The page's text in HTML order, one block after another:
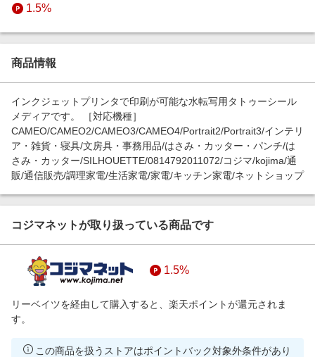
インテリア・寝具
ペット・花・DIY・車
金融・マネー・保険
デジタルコンテンツ
ビジネス・その他サービス
わくわく夏特集
とことん買い物チャレンジ
Apple公式サイト×楽天カード分割払い
Qoo10メガポ
Samsung ボーナスキャンペーン
週末の高還元 夏の長期版
1.5%
商品情報
インクジェットプリンタで印刷が可能な水転写用タトゥーシール
メディアです。 ［対応機種］
CAMEO/CAMEO2/CAMEO3/CAMEO4/Portrait2/Portrait3/インテリ
ア・雑貨・寝具/文房具・事務用品/はさみ・カッター・パンチ/は
さみ・カッター/SILHOUETTE/0814792011072/コジマ/kojima/通
販/通信販売/調理家電/生活家電/家電/キッチン家電/ネットショップ
コジマネットが取り扱っている商品です
1.5%
リーベイツを経由して購入すると、楽天ポイントが還元されま
す。
この商品を扱うストアはポイントバック対象外条件があり